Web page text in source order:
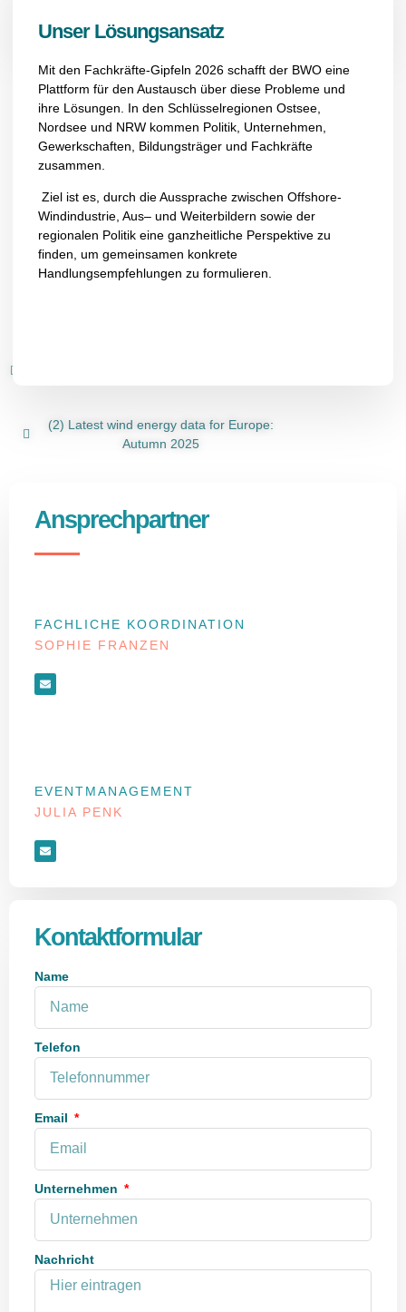
Unser Lösungsansatz
Mit den Fachkräfte-Gipfeln 2026 schafft der BWO eine
Plattform für den Austausch über diese Probleme und
ihre Lösungen. In den Schlüsselregionen Ostsee,
Nordsee und NRW kommen Politik, Unternehmen,
Gewerkschaften, Bildungsträger und Fachkräfte
zusammen.
Ziel ist es, durch dieAussprache zwischen Offshore-
Windindustrie, Aus– und Weiterbildern sowie der
regionalen Politik eine ganzheitliche Perspektive zu
finden, um gemeinsamen konkrete
Handlungsempfehlungen zu formulieren
(2) Latest wind energy data for Europe:
Autumn 2025
Ansprechpartner
FACHLICHE KOORDINATION
SOPHIE FRANZEN
EVENTMANAGEMENT
JULIA PENK
Kontaktformular
Name
Telefon
Email
Unternehmen
Nachricht